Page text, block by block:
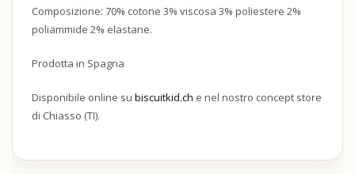
Composizione: 70% cotone 3% viscosa 3% poliestere 2%
poliammide 2% elastane.
Prodotta in Spagna
Disponibile online su biscuitkid.ch e nel nostro concept store
di Chiasso (TI).